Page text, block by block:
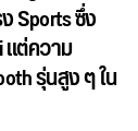
Sports ซึ่ง
ต่ความ
รุ่นสูง ๆ ใน